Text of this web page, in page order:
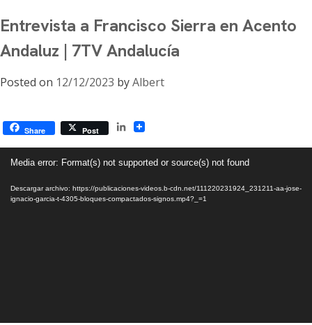
Entrevista a Francisco Sierra en Acento
Andaluz | 7TV Andalucía
Posted on 12/12/2023 byAlbert
Share Post
LinkedIn
Reproductor
vídeo
Media error: Format(s) not supported or source(s) not found
Descargar archivo: https://publicaciones-videos.b-cdn.net/111220231924_231211-aa-jose-
ignacio-garcia-t-4305-bloques-compactados-signos.mp4?_=1